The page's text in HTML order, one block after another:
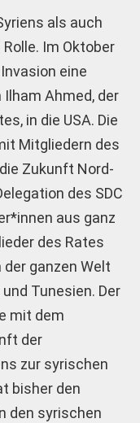
als auch
Im Oktober
eine
Ahmed, der
in die USA. Die
Mitgliedern des
Zukunft Nord-
des SDC
aus ganz
des Rates
ganzen Welt
Tunesien. Der
mit dem
der
zur syrischen
bisher den
den syrischen